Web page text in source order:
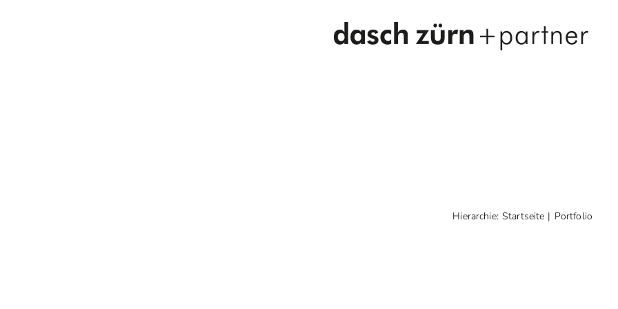
Hierarchie: Startseite Portfolio